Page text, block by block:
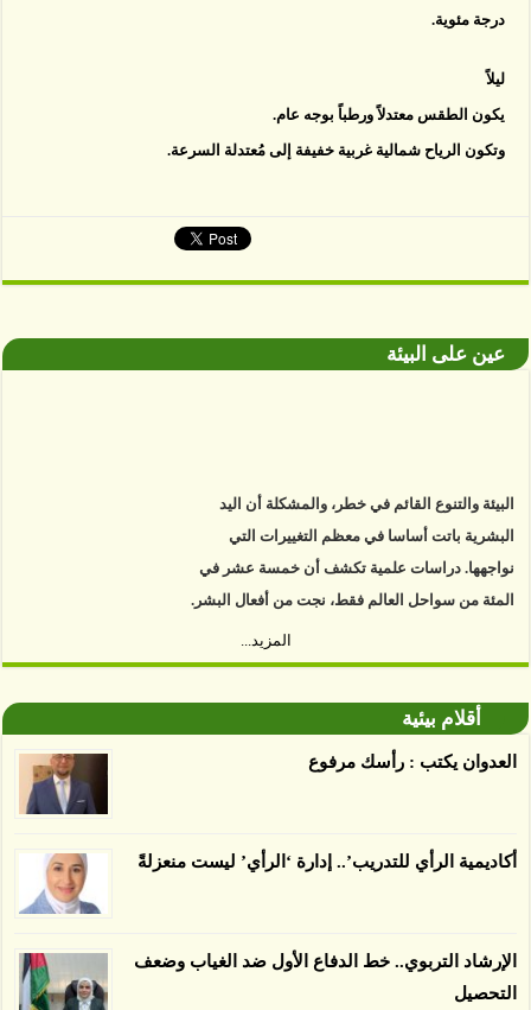
درجة مئوية.
ليلاً
يكون الطقس معتدلاً ورطباً بوجه عام.
وتكون الرياح شمالية غربية خفيفة إلى مُعتدلة السرعة.
عين على البيئة
البيئة والتنوع القائم في خطر، والمشكلة أن اليد
البشرية باتت أساسا في معظم التغييرات التي
نواجهها. دراسات علمية تكشف أن خمسة عشر في
المئة من سواحل العالم فقط، نجت من أفعال البشر.
اعتمادها على أنها مستدامة تدمرت بشكل أسرع من
الأرض غير المعتمدة، وذلك حسب دراسة كشفت
المعتمدة المستدامة التي تحمل موافقات بأنها
المزيد...
أقلام بيئية
العدوان يكتب : رأسك مرفوع
أكاديمية الرأي للتدريب’.. إدارة ‘الرأي’ ليست منعزلةً
الإرشاد التربوي.. خط الدفاع الأول ضد الغياب وضعف
التحصيل